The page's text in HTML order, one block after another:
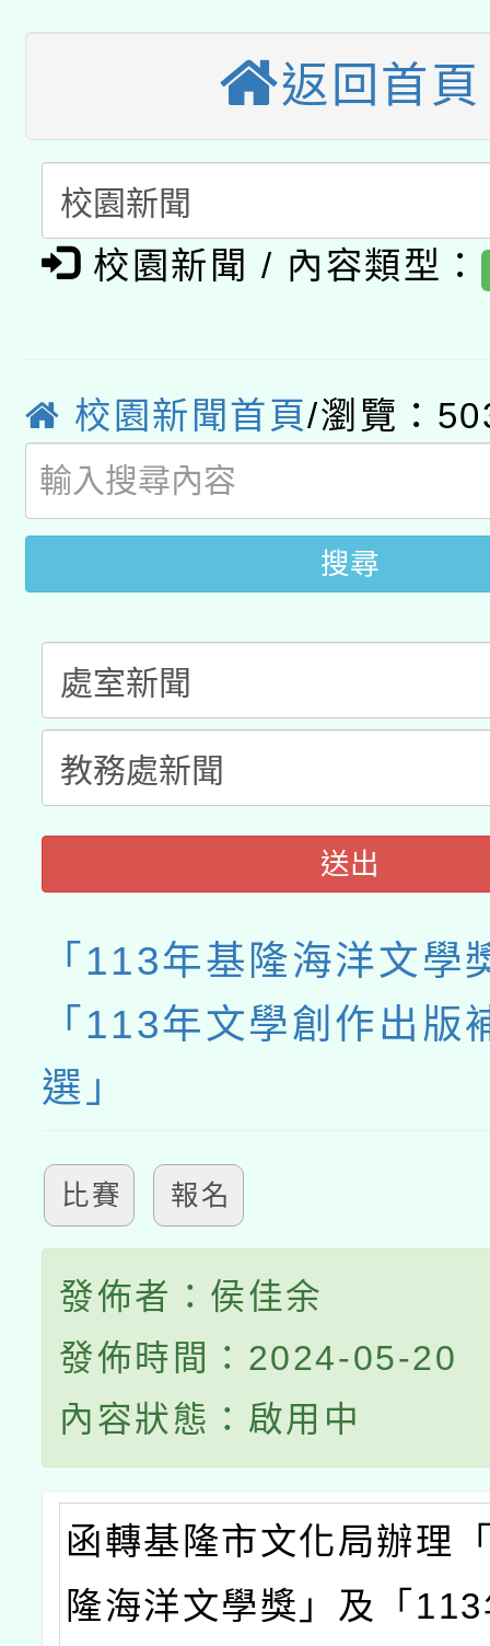
用一案
人才庫實施計畫」一案
國立臺灣師範大學辦
年度健康促進學校輔導
業成長研習」實施計畫
函轉國家教育研究院
族教育國際趨勢與發展
轉知教育部國民及學前
新北市政府教育局辦理
師專業成長研習實施計
方素養工作坊新北場」
函轉國立臺灣師範大學
族語言臺北學習中心
「族語學習班」招生簡
轉知有關國立成功大學
文教學共融平台-教案
教育部國民及學前教
接種對象擴大為「滿6
接種之民眾」措施，延
月28日止
宣導素材2份，請協助
管道加強宣導
有關銓敘部建置「公務
得重審後實發金額試算
機關學校轉知所屬退休
「115年度教育部國民
辦理性別平等教育建置
人才庫實施計畫」一案
衛生局辦理之「115年
菸害防制實體解謎活動
返回首頁
校園新聞 / 內容類型：
校園新聞首頁/瀏覽：
搜尋
送出
「113年基隆海洋文學
「113年文學創作出版
選」
比賽 報名
發佈者：侯佳余
發佈時間：2024-05-20
內容狀態：啟用中
函轉基隆市文化局辦理
隆海洋文學獎」及「